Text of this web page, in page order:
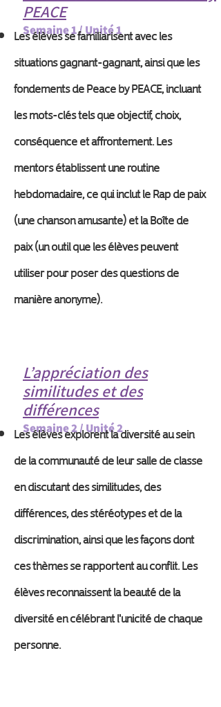
PEACE
Semaine 1 / Unité 1
Les élèves se familiarisent avec les
situations gagnant-gagnant, ainsi que les
fondements de Peace by PEACE, incluant
les mots-clés tels que objectif, choix,
conséquence et affrontement. Les
mentors établissent une routine
hebdomadaire, ce qui inclut le Rap de paix
(une chanson amusante) et la Boîte de
paix (un outil que les élèves peuvent
utiliser pour poser des questions de
manière anonyme).
L’appréciation des
similitudes et des
différences
Semaine 2 / Unité 2
Les élèves explorent la diversité au sein
de la communauté de leur salle de classe
en discutant des similitudes, des
différences, des stéréotypes et de la
discrimination, ainsi que les façons dont
ces thèmes se rapportent au conflit. Les
élèves reconnaissent la beauté de la
diversité en célébrant l'unicité de chaque
personne.